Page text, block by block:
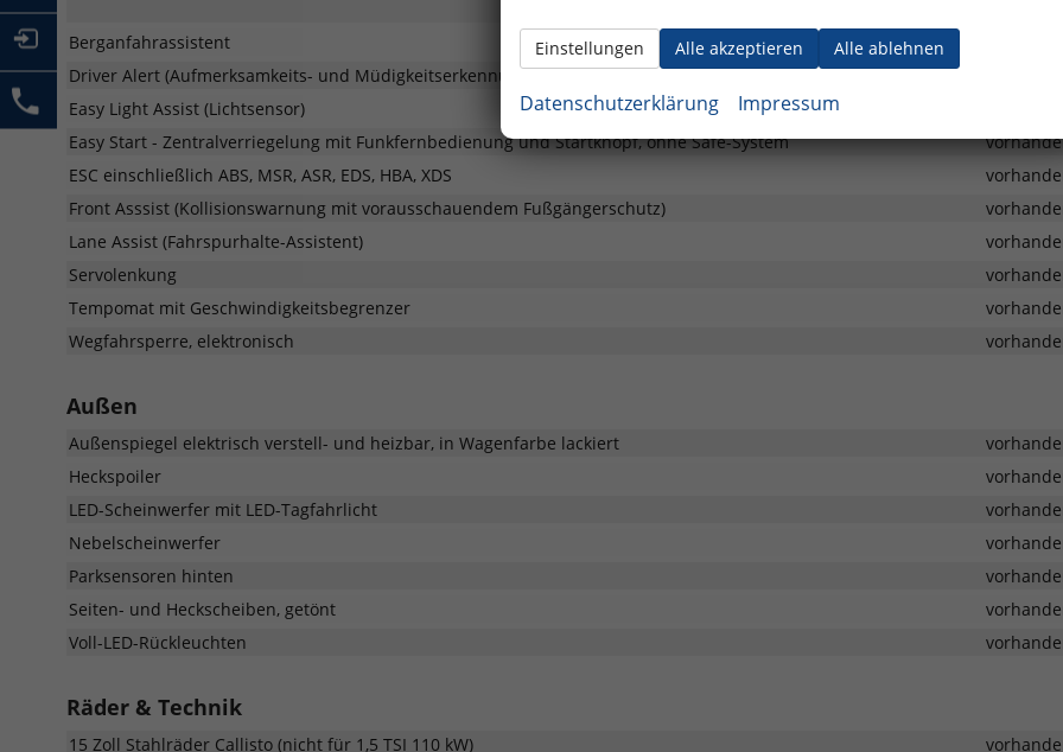
Berganfahrassistent
Driver Alert (Aufmerksamkeits- und Müdigkeitserkennung)
Easy Light Assist (Lichtsensor)
Easy Start - Zentralverriegelung mit Funkfernbedienung und Startknopf, ohne Safe-System
ESC einschließlich ABS, MSR, ASR, EDS, HBA, XDS
Front Asssist (Kollisionswarnung mit vorausschauendem Fußgängerschutz)
Lane Assist (Fahrspurhalte-Assistent)
Servolenkung
Tempomat mit Geschwindigkeitsbegrenzer
Wegfahrsperre, elektronisch
Außen
Außenspiegel elektrisch verstell- und heizbar, in Wagenfarbe lackiert
Heckspoiler
LED-Scheinwerfer mit LED-Tagfahrlicht
Nebelscheinwerfer
Parksensoren hinten
Seiten- und Heckscheiben, getönt
Voll-LED-Rückleuchten
Räder & Technik
15 Zoll Stahlräder Callisto (nicht für 1,5 TSI 110 kW)
Alle akzeptieren Alle ablehnen
Einstellungen
Datenschutzerklärung Impressum